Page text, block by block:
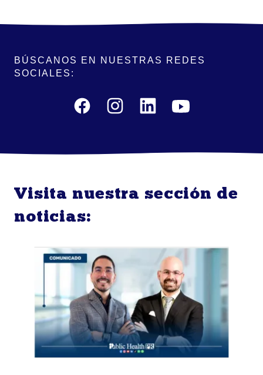
BÚSCANOS EN NUESTRAS REDES
SOCIALES:
Visita nuestra sección de
noticias: